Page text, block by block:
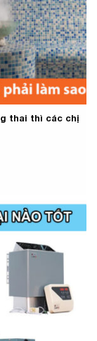
thai thì các chị